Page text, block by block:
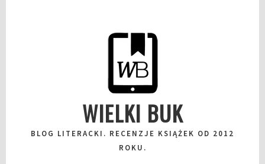
WIELKI BUK
BLOG LITERACKI. RECENZJE KSIĄŻEK OD 2012
ROKU.